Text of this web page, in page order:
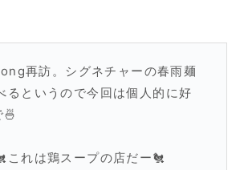
再訪。シグネチャーの春雨麺
るというので今回は個人的に好
これは鶏スープの店だー🐔